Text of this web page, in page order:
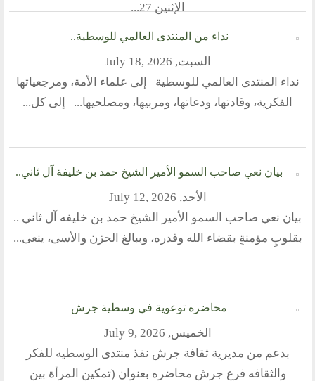
روابط اخرى
جديد المؤتمرات
خطب الجمعة
طلب توظيف
مواقع صديقة
المؤتمرات
اخر الاخبار
المنتدى في الاعلام
طلبات الانتساب
الإثنين 27...
نداء من المنتدى العالمي للوسطية..
السبت, July 18, 2026
نداء المنتدى العالمي للوسطية إلى علماء الأمة، ومرجعياتها
الفكرية، وقادتها، ودعاتها، ومربيها، ومصلحيها... إلى كل...
بيان نعي صاحب السمو الأمير الشيخ حمد بن خليفة آل ثاني..
الأحد, July 12, 2026
بيان نعي صاحب السمو الأمير الشيخ حمد بن خليفه آل ثاني ..
بقلوبٍ مؤمنةٍ بقضاء الله وقدره، وببالغ الحزن والأسى، ينعى...
محاضره توعوية في وسطية جرش
الخميس, July 9, 2026
بدعم من مديرية ثقافة جرش نفذ منتدى الوسطيه للفكر
والثقافه فرع جرش محاضره بعنوان (تمكين المرأة بين